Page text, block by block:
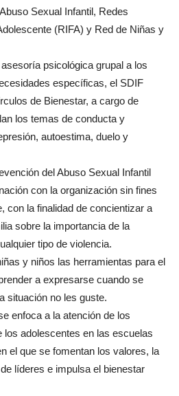
Sexual Infantil, Redes
(RIFA) y Red de Niñas y
psicológica grupal a los
específicas, el SDIF
de Bienestar, a cargo de
los temas de conducta y
autoestima, duelo y
del Abuso Sexual Infantil
con la organización sin fines
con la finalidad de concientizar a
sobre la importancia de la
tipo de violencia.
y niños las herramientas para el
a expresarse cuando se
situación no les guste.
enfoca a la atención de los
adolescentes en las escuelas
el que se fomentan los valores, la
líderes e impulsa el bienestar